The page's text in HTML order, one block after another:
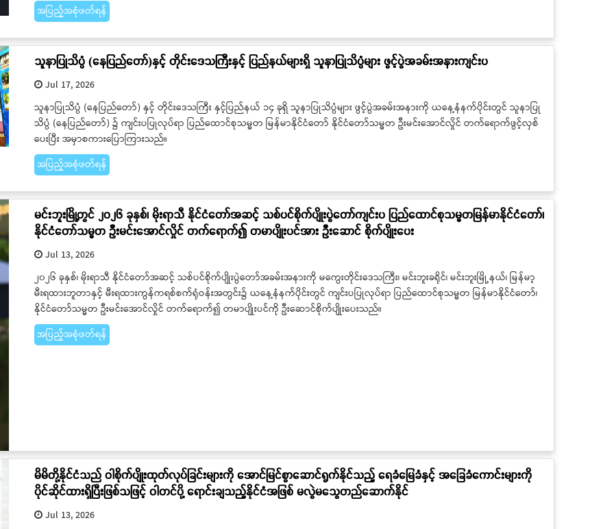
အပြည့်အစုံဖတ်ရန်
သူနာပြုသိပ္ပံ (နေပြည်တော်)နှင့် တိုင်းဒေသကြီးနှင့် ပြည်နယ်များရှိ သူနာပြုသိပ္ပံများ ဖွင့်ပွဲအခမ်းအနားကျင်းပ
Jul 17, 2026
သူနာပြုသိပ္ပံ (နေပြည်တော်) နှင့် တိုင်းဒေသကြီး နှင့်ပြည်နယ် ၁၄ ခုရှိ သူနာပြုသိပ္ပံများ ဖွင့်ပွဲအခမ်းအနားကို ယနေ့နံနက်ပိုင်းတွင် သူနာပြု
သိပ္ပံ (နေပြည်တော်) ၌ ကျင်းပပြုလုပ်ရာ ပြည်ထောင်စုသမ္မတ မြန်မာနိုင်ငံတော် နိုင်ငံတော်သမ္မတ ဦးမင်းအောင်လှိုင် တက်ရောက်ဖွင့်လှစ်
ပေးပြီး အမှာစကားပြောကြားသည်။
အပြည့်အစုံဖတ်ရန်
မင်းဘူးမြို့တွင် ၂၀၂၆ ခုနှစ်၊ မိုးရာသီ နိုင်ငံတော်အဆင့် သစ်ပင်စိုက်ပျိုးပွဲတော်ကျင်းပ ပြည်ထောင်စုသမ္မတမြန်မာနိုင်ငံတော်၊
နိုင်ငံတော်သမ္မတ ဦးမင်းအောင်လှိုင် တက်ရောက်၍ တမာပျိုးပင်အား ဦးဆောင် စိုက်ပျိုးပေး
Jul 13, 2026
၂၀၂၆ ခုနှစ်၊ မိုးရာသီ နိုင်ငံတော်အဆင့် သစ်ပင်စိုက်ပျိုးပွဲတော်အခမ်းအနားကို မကွေးတိုင်းဒေသကြီး၊ မင်းဘူးခရိုင်၊ မင်းဘူးမြို့နယ်၊ မြန်မာ့
မီးရထားဘူတာနှင့် မီးရထားကွန်ကရစ်စက်ရုံဝန်းအတွင်း၌ ယနေ့နံနက်ပိုင်းတွင် ကျင်းပပြုလုပ်ရာ ပြည်ထောင်စုသမ္မတ မြန်မာနိုင်ငံတော်၊
နိုင်ငံတော်သမ္မတ ဦးမင်းအောင်လှိုင် တက်ရောက်၍ တမာပျိုးပင်ကို ဦးဆောင်စိုက်ပျိုးပေးသည်။
အပြည့်အစုံဖတ်ရန်
မိမိတို့နိုင်ငံသည် ဝါစိုက်ပျိုးထုတ်လုပ်ခြင်းများကို အောင်မြင်စွာဆောင်ရွက်နိုင်သည့် ရေခံမြေခံနှင့် အခြေခံကောင်းများကို
ပိုင်ဆိုင်ထားရှိပြီးဖြစ်သဖြင့် ဝါတင်ပို့ ရောင်းချသည့်နိုင်ငံအဖြစ် မလွဲမသွေတည်ဆောက်နိုင်
Jul 13, 2026